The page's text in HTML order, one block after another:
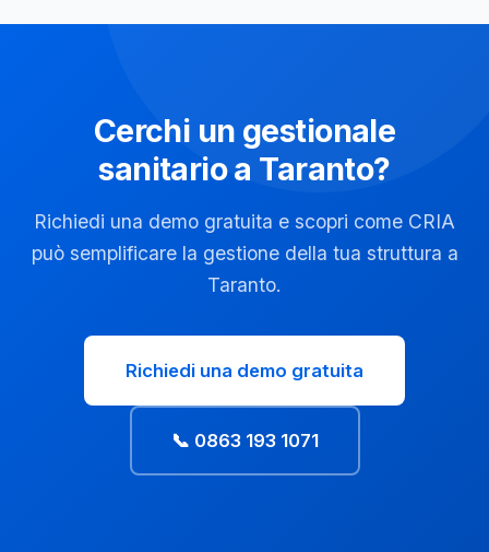
Cerchi un gestionale
sanitario a Taranto?
Richiedi una demo gratuita e scopri come CRIA
può semplificare la gestione della tua struttura a
Taranto.
Richiedi una demo gratuita
📞 0863 193 1071